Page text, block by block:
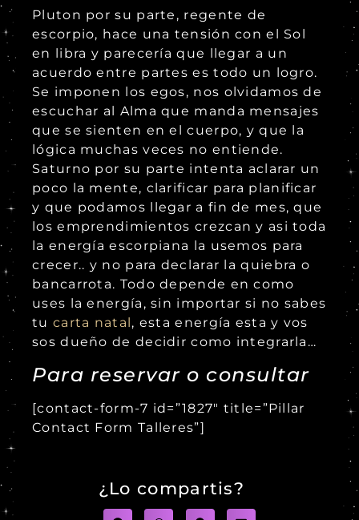
Pluton por su parte, regente de
escorpio, hace una tensión con el Sol
en libra y parecería que llegar a un
acuerdo entre partes es todo un logro.
Se imponen los egos, nos olvidamos de
escuchar al Alma que manda mensajes
que se sienten en el cuerpo, y que la
lógica muchas veces no entiende.
Saturno por su parte intenta aclarar un
poco la mente, clarificar para planificar
y que podamos llegar a fin de mes, que
los emprendimientos crezcan y asi toda
la energía escorpiana la usemos para
crecer.. y no para declarar la quiebra o
bancarrota. Todo depende en como
uses la energía, sin importar si no sabes
tu carta natal, esta energía esta y vos
sos dueño de decidir como integrarla…
Para reservar o consultar
[contact-form-7 id=”1827″ title=”Pillar
Contact Form Talleres”]
¿Lo compartis?